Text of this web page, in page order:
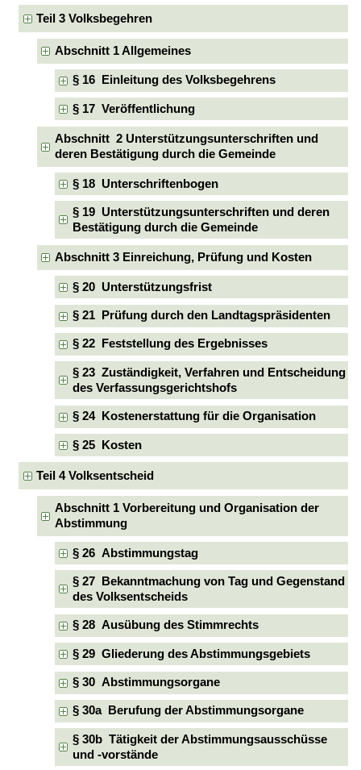
Teil 3 Volksbegehren
Abschnitt 1 Allgemeines
§ 16 Einleitung des Volksbegehrens
§ 17 Veröffentlichung
Abschnitt 2 Unterstützungsunterschriften und
deren Bestätigung durch die Gemeinde
§ 18 Unterschriftenbogen
§ 19 Unterstützungsunterschriften und deren
Bestätigung durch die Gemeinde
Abschnitt 3 Einreichung, Prüfung und Kosten
§ 20 Unterstützungsfrist
§ 21 Prüfung durch den Landtagspräsidenten
§ 22 Feststellung des Ergebnisses
§ 23 Zuständigkeit, Verfahren und Entscheidung
des Verfassungsgerichtshofs
§ 24 Kostenerstattung für die Organisation
§ 25 Kosten
Teil 4 Volksentscheid
Abschnitt 1 Vorbereitung und Organisation der
Abstimmung
§ 26 Abstimmungstag
§ 27 Bekanntmachung von Tag und Gegenstand
des Volksentscheids
§ 28 Ausübung des Stimmrechts
§ 29 Gliederung des Abstimmungsgebiets
§ 30 Abstimmungsorgane
§ 30a Berufung der Abstimmungsorgane
§ 30b Tätigkeit der Abstimmungsausschüsse
und -vorstände